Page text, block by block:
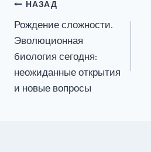
Навигация
по
записям
НАЗАД
Рождение сложности.
Эволюционная
биология сегодня:
неожиданные открытия
и новые вопросы